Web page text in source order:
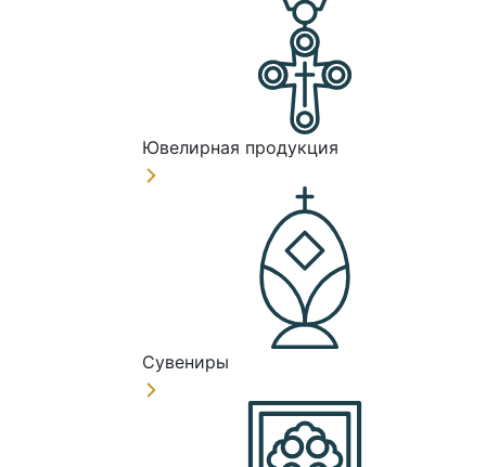
Ювелирная продукция
Сувениры